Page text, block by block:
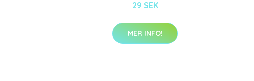
29 SEK
MER INFO!